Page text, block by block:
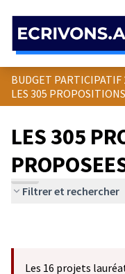
BUDGET PARTICIPATIF
LES 305
LES 305
Filtrer et rechercher
Les 16 projets